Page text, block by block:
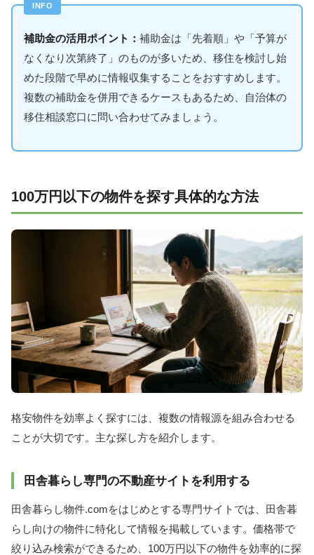
補助金の活用ポイント： 補助金は「先着順」や「予算が
なくなり次第終了」のものが多いため、移住を検討し始
めた段階で早めに情報収集することをおすすめします。
複数の補助金を併用できるケースもあるため、自治体の
移住相談窓口に問い合わせてみましょう。
100万円以下の物件を探す具体的な方法
格安物件を効率よく探すには、複数の情報源を組み合わせる
ことが大切です。主な探し方を紹介します。
田舎暮らし専門の不動産サイトを利用する
田舎暮らし物件.comをはじめとする専門サイトでは、田舎暮
らし向けの物件に特化して情報を掲載しています。価格帯で
絞り込み検索ができるため、100万円以下の物件を効率的に探